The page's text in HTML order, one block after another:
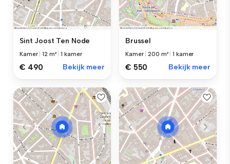
Sint Joost Ten Node
Kamer |12 m² |1 kamer
€ 490 Bekijk meer
Brussel
Kamer |200 m² |1 kamer
€ 550 Bekijk meer